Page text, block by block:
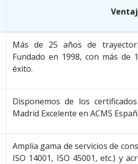
Más de 25 años de
Fundado en 1998, con más de
éxito.
Disponemos de los
Madrid Excelente en ACMS
Amplia gama de servicios de
ISO 14001, ISO 45001, etc.) y